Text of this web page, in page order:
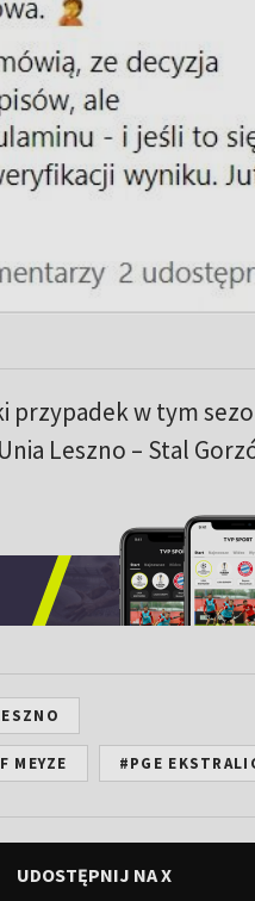
przypadek w tym
Leszno – Stal
MEYZE #PGE
UDOSTĘPNIJ NA X